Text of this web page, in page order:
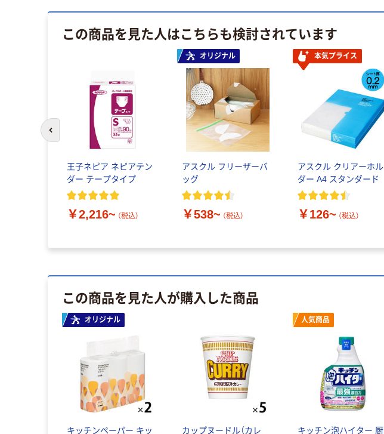
この商品を見た人はこちらも検討されています
王子ネピア ネピアテン
ダー テープタイプ
￥2,216~ （税込）
オリジナル
アスクル フリーザーバ
ッグ
￥538~ （税込）
本気プライス
アスクル クリアーホル
ダー A4 スタンダード
￥126~ （税込）
前のスライドへ
この商品を見た人が購入した商品
オリジナル
キッチンペーパー キッ
カップヌードル（カレ
人気商品
キッチン泡ハイター 厨